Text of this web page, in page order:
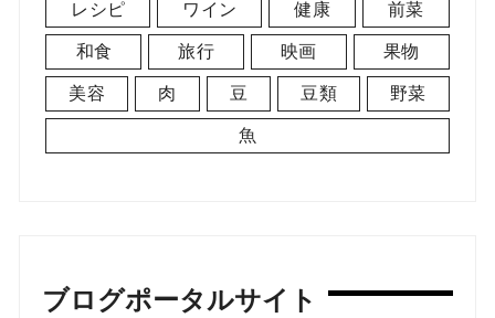
レシピ
ワイン 健康
前菜
和食
旅行 映画
果物
美容
肉 豆 豆類
野菜
魚
ブログポータルサイト